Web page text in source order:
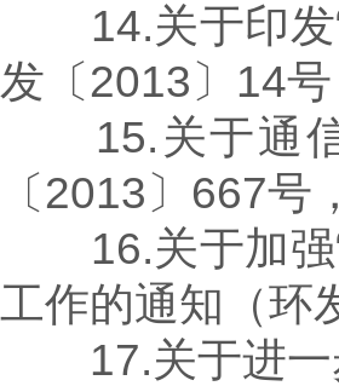
14.关于印发“
发〔2013〕14
15.关于通信
〔2013〕667
16.关于加强“
工作的通知（环
17.关于进一